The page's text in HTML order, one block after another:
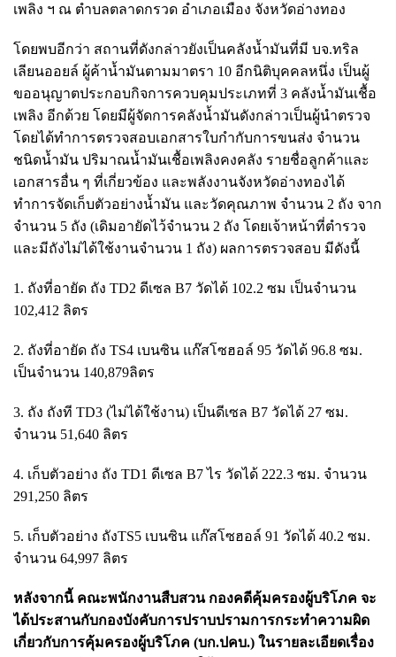
เพลิง ฯ ณ ตำบลตลาดกรวด อำเภอเมือง จังหวัดอ่างทอง
โดยพบอีกว่า สถานที่ดังกล่าวยังเป็นคลังน้ำมันที่มี บจ.ทริล
เลียนออยล์ ผู้ค้าน้ำมันตามมาตรา 10 อีกนิติบุคคลหนึ่ง เป็นผู้
ขออนุญาตประกอบกิจการควบคุมประเภทที่ 3 คลังน้ำมันเชื้อ
เพลิง อีกด้วย โดยมีผู้จัดการคลังน้ำมันดังกล่าวเป็นผู้นำตรวจ
โดยได้ทำการตรวจสอบเอกสารใบกำกับการขนส่ง จำนวน
ชนิดน้ำมัน ปริมาณน้ำมันเชื้อเพลิงคงคลัง รายชื่อลูกค้าและ
เอกสารอื่น ๆ ที่เกี่ยวข้อง และพลังงานจังหวัดอ่างทองได้
ทำการจัดเก็บตัวอย่างน้ำมัน และวัดคุณภาพ จำนวน 2 ถัง จาก
จำนวน 5 ถัง (เดิมอายัดไว้จำนวน 2 ถัง โดยเจ้าหน้าที่ตำรวจ
และมีถังไม่ได้ใช้งานจำนวน 1 ถัง) ผลการตรวจสอบ มีดังนี้
1. ถังที่อายัด ถัง TD2 ดีเซล B7 วัดได้ 102.2 ซม เป็นจำนวน
102,412 ลิตร
2. ถังที่อายัด ถัง TS4 เบนซิน แก๊สโซฮอล์ 95 วัดได้ 96.8 ซม.
เป็นจำนวน 140,879ลิตร
3. ถัง ถังที TD3 (ไม่ได้ใช้งาน) เป็นดีเซล B7 วัดได้ 27 ซม.
จำนวน 51,640 ลิตร
4. เก็บตัวอย่าง ถัง TD1 ดีเซล B7 ไร วัดได้ 222.3 ซม. จำนวน
291,250 ลิตร
5. เก็บตัวอย่าง ถังTS5 เบนซิน แก๊สโซฮอล์ 91 วัดได้ 40.2 ซม.
จำนวน 64,997 ลิตร
หลังจากนี้ คณะพนักงานสืบสวน กองคดีคุ้มครองผู้บริโภค จะ
ได้ประสานกับกองบังคับการปราบปรามการกระทำความผิด
เกี่ยวกับการคุ้มครองผู้บริโภค (บก.ปคบ.) ในรายละเอียดเรื่อง